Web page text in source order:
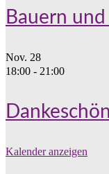
Bauern
Nov. 28
18:00 - 21:00
Kalender anzeigen